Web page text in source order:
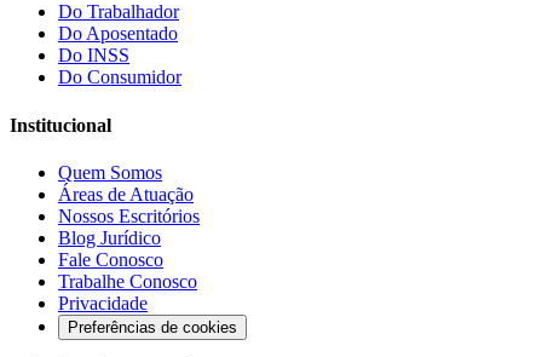
Do Trabalhador
Do Aposentado
Do INSS
Do Consumidor
Institucional
Quem Somos
Áreas de Atuação
Nossos Escritórios
Blog Jurídico
Fale Conosco
Trabalhe Conosco
Privacidade
Preferências de cookies